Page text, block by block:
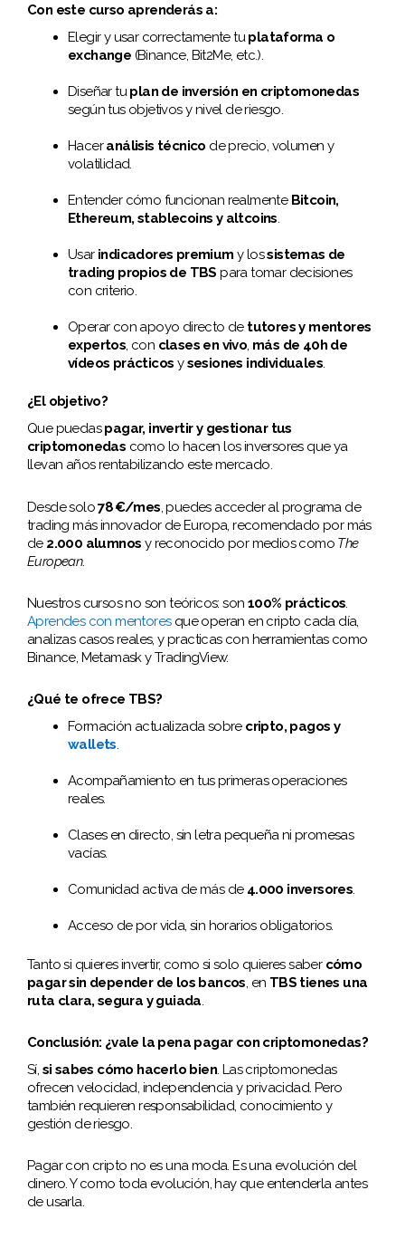
Con este curso aprenderás a:
Elegir y usar correctamente tuplataforma o
exchange (Binance, Bit2Me, etc.).
Diseñar tuplan de inversión en criptomonedas
según tus objetivos y nivel de riesgo.
Haceranálisis técnico de precio, volumen y
volatilidad.
Entender cómo funcionan realmente Bitcoin,
Ethereum, stablecoins y altcoins.
Usar indicadores premium y lossistemas de
trading propios de TBS para tomar decisiones
con criterio.
Operar con apoyo directo de tutores y mentores
expertos, con clases en vivo, más de 40h de
vídeos prácticos ysesiones individuales.
¿El objetivo?
Que puedaspagar, invertir y gestionar tus
criptomonedas como lo hacen los inversores que ya
llevan años rentabilizando este mercado.
Desde solo78 €/mes , puedes acceder al programa de
trading más innovador de Europa, recomendado por más
de 2.000 alumnos y reconocido por medios como The
European.
Nuestros cursos no son teóricos: son 100% prácticos.
Aprendes con mentoresque operan en cripto cada día,
analizas casos reales, y practicas con herramientas como
Binance, Metamask y TradingView.
¿Qué te ofrece TBS?
Formación actualizada sobre cripto, pagos y
wallets.
Acompañamiento en tus primeras operaciones
reales.
Clases en directo, sin letra pequeña ni promesas
vacías.
Comunidad activa de más de 4.000 inversores.
Acceso de por vida, sin horarios obligatorios.
Tanto si quieres invertir, como si solo quieres saber cómo
pagar sin depender de los bancos , en TBS tienes una
ruta clara, segura y guiada
Conclusión: ¿vale la pena pagar con criptomonedas?
Sí, si sabes cómo hacerlo bien. Las criptomonedas
ofrecen velocidad, independencia y privacidad. Pero
también requieren responsabilidad, conocimiento y
gestión de riesgo.
Pagar con cripto no es una moda. Es una evolución del
dinero. Y como toda evolución, hay que entenderla antes
de usarla.